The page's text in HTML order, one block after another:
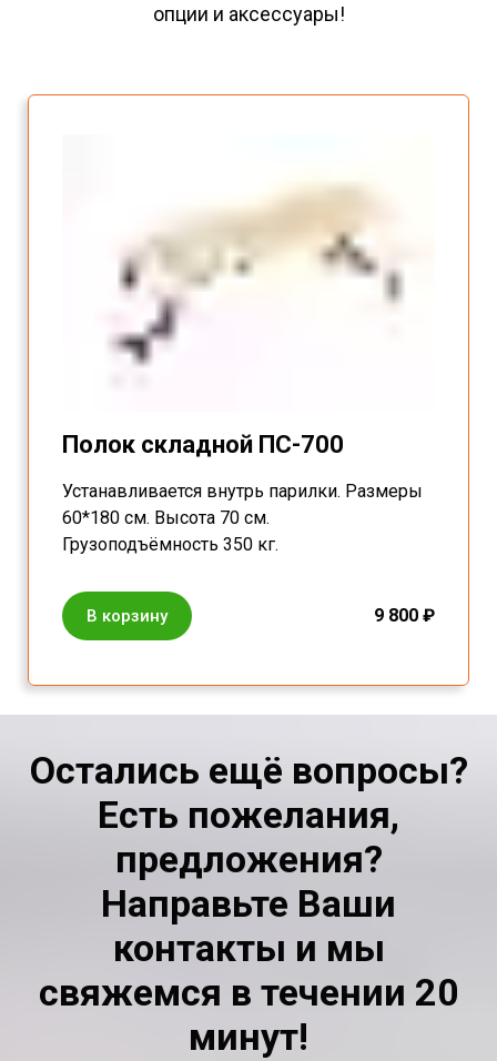
опции и аксессуары!
Полок складной ПС-700
Устанавливается внутрь парилки. Размеры
60*180 см. Высота 70 см.
Грузоподъёмность 350 кг.
В корзину 9 800 ₽
Остались ещё вопросы?
Есть пожелания,
предложения?
Направьте Ваши
контакты и мы
свяжемся в течении 20
минут!